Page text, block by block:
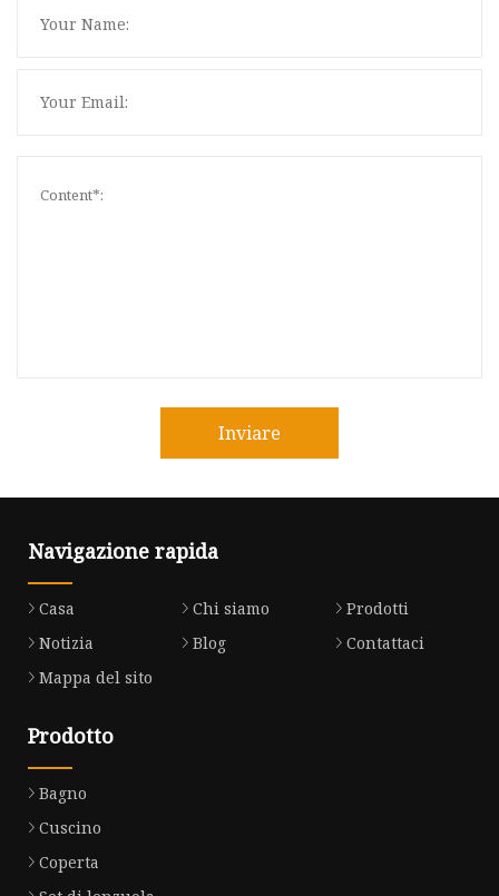
Inviare
Navigazione rapida
Casa Chi siamo
Prodotti
Notizia
Blog
Contattaci
Mappa del sito
Prodotto
Bagno
Cuscino
Coperta